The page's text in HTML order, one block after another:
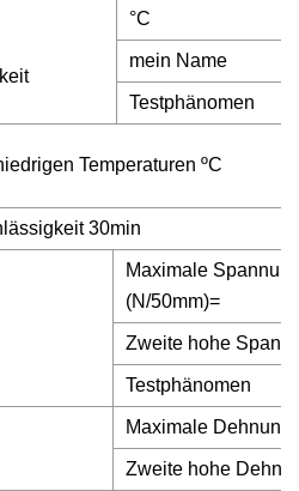
°C
mein Name
Testphänomen
Temperaturen ºC
30min
Maximale
(N/50mm)=
Zweite hohe
Testphänomen
Maximale Dehnung
Zweite hohe